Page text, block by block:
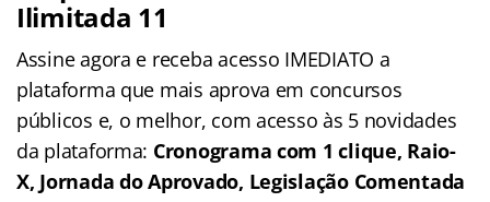
Ilimitada 11
Assine agora e receba acesso IMEDIATO a
plataforma que mais aprova em concursos
públicos e, o melhor, com acesso às 5 novidades
da plataforma: Cronograma com 1 clique, Raio-
X, Jornada do Aprovado, Legislação Comentada